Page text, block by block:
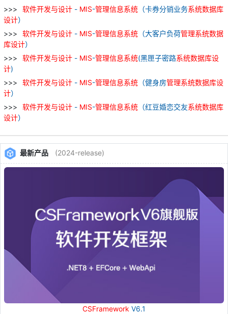
软件开发与设计 - MIS-管理信息系统 （卡券分销业务系统数据库
设计）
软件开发与设计 - MIS-管理信息系统 （大客户负荷管理系统数据
库设计）
软件开发与设计 - MIS-管理信息系统(黑匣子密路系统数据库设
计)
软件开发与设计 - MIS-管理信息系统 （健身房管理系统数据库设
计）
软件开发与设计 - MIS-管理信息系统 （红豆婚恋交友系统数据库
设计）
最新产品 (2024-release)
CSFramework V6.1